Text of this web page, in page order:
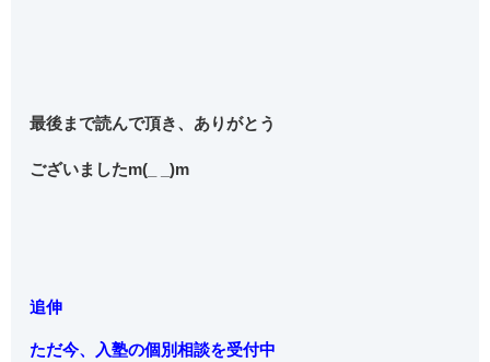
最後まで読んで頂き、ありがとう
ございましたm(_ _)m
追伸
ただ今、入塾の個別相談を受付中